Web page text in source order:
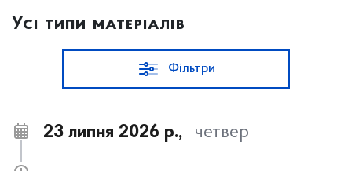
Усі типи матеріалів
Фільтри
23 липня 2026 р., четвер